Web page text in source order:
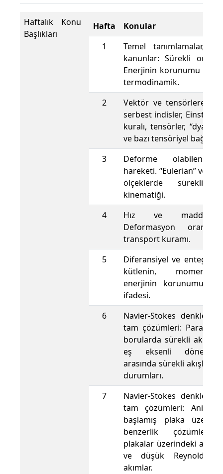
Haftalık Konu
Başlıkları
Hafta
Konular
1
Temel tanımlamalar,
kanunlar: Sürekli ortam
Enerjinin korunumu
termodinamik.
2
Vektör ve tensörlere
serbest indisler,
kuralı, tensörler,
ve bazı tensöriyel
3
Deforme olabilen
hareketi. “Eulerian” ve
ölçeklerde sürekli
kinematiği.
4
Hız ve
Deformasyon oranı.
transport kuramı.
5
Diferansiyel ve entegral
kütlenin,
enerjinin korunumu
ifadesi.
6
Navier-Stokes
tam çözümleri: Paralel
borularda sürekli
eş eksenli dönen
arasında sürekli akışlar
durumları.
7
Navier-Stokes
tam çözümleri: Aniden
başlamış plaka
benzerlik çözümleri,
plakalar üzerindeki
ve düşük Reynolds
akımlar.